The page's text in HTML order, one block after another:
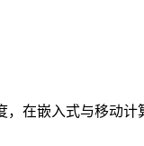
，在嵌入式与移动计